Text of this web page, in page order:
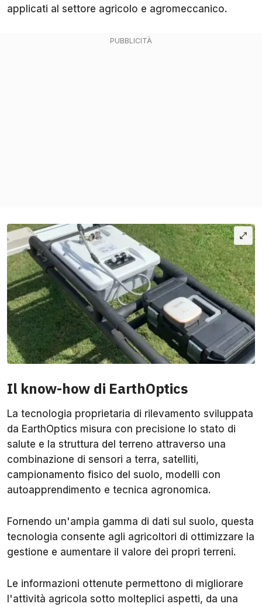
applicati al settore agricolo e agromeccanico.
Il know-how di EarthOptics
La tecnologia proprietaria di rilevamento sviluppata
da EarthOptics misura con precisione lo stato di
salute e la struttura del terreno attraverso una
combinazione di sensori a terra, satelliti,
campionamento fisico del suolo, modelli con
autoapprendimento e tecnica agronomica.
Fornendo un'ampia gamma di dati sul suolo, questa
tecnologia consente agli agricoltori di ottimizzare la
gestione e aumentare il valore dei propri terreni.
Le informazioni ottenute permettono di migliorare
l'attività agricola sotto molteplici aspetti, da una